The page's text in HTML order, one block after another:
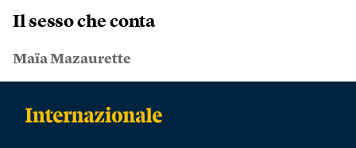
Il sesso che conta
Maïa Mazaurette